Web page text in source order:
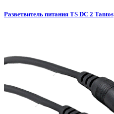
Разветвитель питания TS DC 2 Tantos